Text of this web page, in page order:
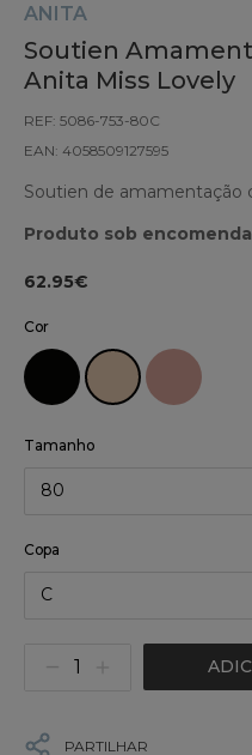
ANITA
Soutien
Anita Miss Lovely
REF: 5086-753-80C
EAN: 4058509127595
Soutien de amamentação
Produto sob
62.95€
Cor
Tamanho
80
Copa
C
PARTILHAR